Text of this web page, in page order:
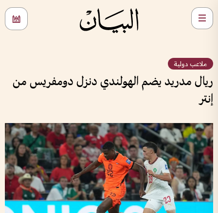
ملاعب دولية
ريال مدريد يضم الهولندي دنزل دومفريس من
إنتر